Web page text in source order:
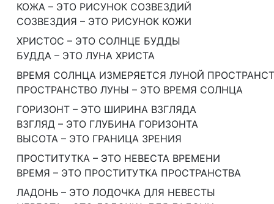
КОЖА – ЭТО РИСУНОК СОЗВЕЗДИЙ
СОЗВЕЗДИЯ – ЭТО РИСУНОК КОЖИ
ХРИСТОС – ЭТО СОЛНЦЕ БУДДЫ
БУДДА – ЭТО ЛУНА ХРИСТА
ВРЕМЯ СОЛНЦА ИЗМЕРЯЕТСЯ ЛУНОЙ
ПРОСТРАНСТВО ЛУНЫ – ЭТО ВРЕМЯ СОЛНЦА
ГОРИЗОНТ – ЭТО ШИРИНА ВЗГЛЯДА
ВЗГЛЯД – ЭТО ГЛУБИНА ГОРИЗОНТА
ВЫСОТА – ЭТО ГРАНИЦА ЗРЕНИЯ
ПРОСТИТУТКА – ЭТО НЕВЕСТА ВРЕМЕНИ
ВРЕМЯ – ЭТО ПРОСТИТУТКА ПРОСТРАНСТВА
ЛАДОНЬ – ЭТО ЛОДОЧКА ДЛЯ НЕВЕСТЫ